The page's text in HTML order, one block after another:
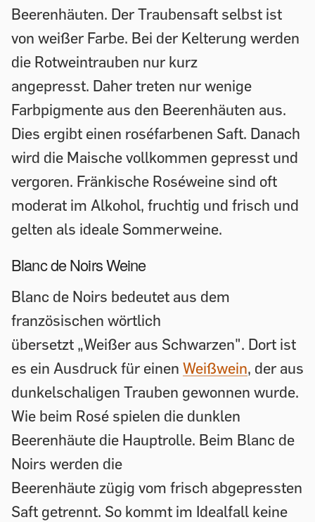
Beerenhäuten. Der Traubensaft selbst ist
von weißer Farbe. Bei der Kelterung werden
die Rotweintrauben nur kurz
angepresst. Daher treten nur wenige
Farbpigmente aus den Beerenhäuten aus.
Dies ergibt einen roséfarbenen Saft. Danach
wird die Maische vollkommen gepresst und
vergoren. Fränkische Roséweine sind oft
moderat im Alkohol, fruchtig und frisch und
gelten als ideale Sommerweine.
Blanc de Noirs Weine
Blanc de Noirs bedeutet aus dem
französischen wörtlich
übersetzt „Weißer aus Schwarzen". Dort ist
es ein Ausdruck für einen Weißwein, der aus
dunkelschaligen Trauben gewonnen wurde.
Wie beim Rosé spielen die dunklen
Beerenhäute die Hauptrolle. Beim Blanc de
Noirs werden die
Beerenhäute zügig vom frisch abgepressten
Saft getrennt. So kommt im Idealfall keine